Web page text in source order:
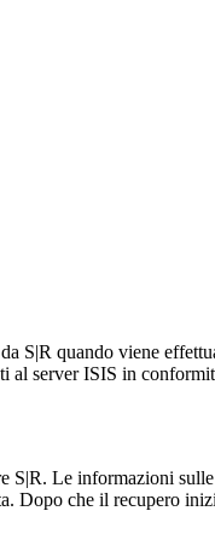
quando viene
server ISIS in
Le informazioni
Dopo che il recupero